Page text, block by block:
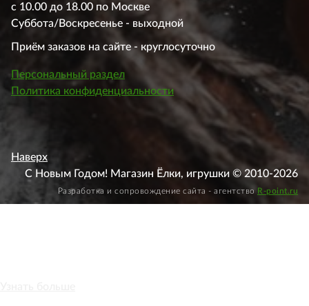
с 10.00 до 18.00 по Москве
Суббота/Воскресенье - выходной
Приём заказов на сайте - круглосуточно
Персональный раздел
Политика конфиденциальности
Наверх
С Новым Годом! Магазин Ёлки, игрушки © 2010-2026
Разработка и сопровождение сайта - агентство R-point.ru